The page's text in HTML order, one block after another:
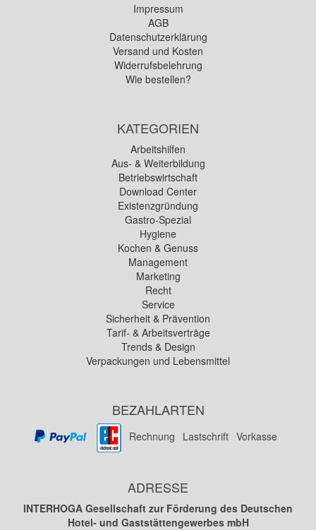
Impressum
AGB
Datenschutzerklärung
Versand und Kosten
Widerrufsbelehrung
Wie bestellen?
KATEGORIEN
Arbeitshilfen
Aus- & Weiterbildung
Betriebswirtschaft
Download Center
Existenzgründung
Gastro-Spezial
Hygiene
Kochen & Genuss
Management
Marketing
Recht
Service
Sicherheit & Prävention
Tarif- & Arbeitsverträge
Trends & Design
Verpackungen und Lebensmittel
BEZAHLARTEN
Rechnung Lastschrift Vorkasse
ADRESSE
INTERHOGA Gesellschaft zur Förderung des Deutschen
Hotel- und Gaststättengewerbes mbH